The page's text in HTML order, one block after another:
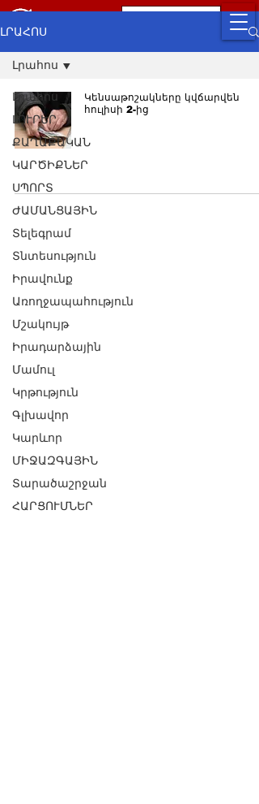
ԼՐԱՀՈՍ
Լրահոս
ԼՈՒՐԵՐ
ՔԱՂԱՔԱԿԱՆ
ԿԱՐԾԻՔՆԵՐ
ՍՊՈՐՏ
ԺԱՄԱՆՑԱՅԻՆ
Տելեգրամ
Տնտեսություն
Իրավունք
Առողջապահություն
Մշակույթ
Իրադարձային
Մամուլ
Կրթություն
Գլխավոր
Կարևոր
ՄԻՋԱԶԳԱՅԻՆ
Տարածաշրջան
ՀԱՐՑՈՒՄՆԵՐ
Լրահոս
Կենսաթոշակները կվճարվեն
հուլիսի 2-ից